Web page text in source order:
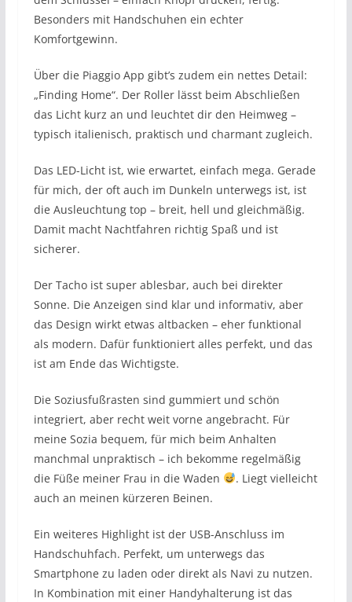
Besonders mit Handschuhen ein echter
Komfortgewinn.
Über die Piaggio App gibt’s zudem ein nettes Detail:
„Finding Home“. Der Roller lässt beim Abschließen
das Licht kurz an und leuchtet dir den Heimweg –
typisch italienisch, praktisch und charmant zugleich.
Das LED-Licht ist, wie erwartet, einfach mega. Gerade
für mich, der oft auch im Dunkeln unterwegs ist, ist
die Ausleuchtung top – breit, hell und gleichmäßig.
Damit macht Nachtfahren richtig Spaß und ist
sicherer.
Der Tacho ist super ablesbar, auch bei direkter
Sonne. Die Anzeigen sind klar und informativ, aber
das Design wirkt etwas altbacken – eher funktional
als modern. Dafür funktioniert alles perfekt, und das
ist am Ende das Wichtigste.
Die Soziusfußrasten sind gummiert und schön
integriert, aber recht weit vorne angebracht. Für
meine Sozia bequem, für mich beim Anhalten
manchmal unpraktisch – ich bekomme regelmäßig
die Füße meiner Frau in die Waden
. Liegt vielleicht
auch an meinen kürzeren Beinen.
Ein weiteres Highlight ist der USB-Anschluss im
Handschuhfach. Perfekt, um unterwegs das
Smartphone zu laden oder direkt als Navi zu nutzen.
In Kombination mit einer Handyhalterung ist das